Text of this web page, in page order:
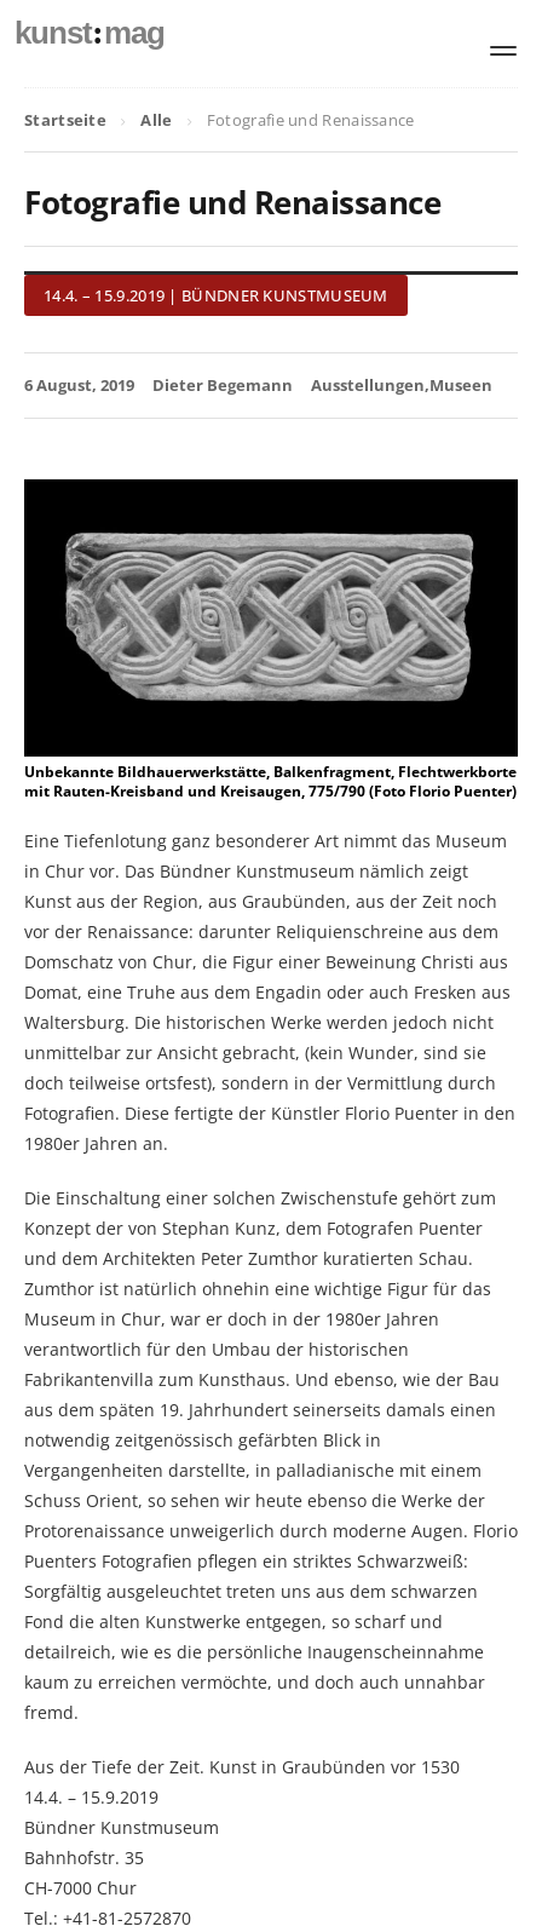
kunst:mag
Startseite Alle Fotografie und Renaissance
Fotografie und Renaissance
14.4. – 15.9.2019 | BÜNDNER KUNSTMUSEUM
6 August, 2019 Dieter Begemann Ausstellungen Museen
Unbekannte Bildhauerwerkstätte, Balkenfragment, Flechtwerkborte
mit Rauten-Kreisband und Kreisaugen, 775/790 (Foto Florio Puenter)
Eine Tiefenlotung ganz besonderer Art nimmt das Museum
in Chur vor. Das Bündner Kunstmuseum nämlich zeigt
Kunst aus der Region, aus Graubünden, aus der Zeit noch
vor der Renaissance: darunter Reliquienschreine aus dem
Domschatz von Chur, die Figur einer Beweinung Christi aus
Domat, eine Truhe aus dem Engadin oder auch Fresken aus
Waltersburg. Die historischen Werke werden jedoch nicht
unmittelbar zur Ansicht gebracht, (kein Wunder, sind sie
doch teilweise ortsfest), sondern in der Vermittlung durch
Fotografien. Diese fertigte der Künstler Florio Puenter in den
1980er Jahren an.
Die Einschaltung einer solchen Zwischenstufe gehört zum
Konzept der von Stephan Kunz, dem Fotografen Puenter
und dem Architekten Peter Zumthor kuratierten Schau.
Zumthor ist natürlich ohnehin eine wichtige Figur für das
Museum in Chur, war er doch in der 1980er Jahren
verantwortlich für den Umbau der historischen
Fabrikantenvilla zum Kunsthaus. Und ebenso, wie der Bau
aus dem späten 19. Jahrhundert seinerseits damals einen
notwendig zeitgenössisch gefärbten Blick in
Vergangenheiten darstellte, in palladianische mit einem
Schuss Orient, so sehen wir heute ebenso die Werke der
Protorenaissance unweigerlich durch moderne Augen. Florio
Puenters Fotografien pflegen ein striktes Schwarzweiß:
Sorgfältig ausgeleuchtet treten uns aus dem schwarzen
Fond die alten Kunstwerke entgegen, so scharf und
detailreich, wie es die persönliche Inaugenscheinnahme
kaum zu erreichen vermöchte, und doch auch unnahbar
fremd.
Aus der Tiefe der Zeit. Kunst in Graubünden vor 1530
14.4. – 15.9.2019
Bündner Kunstmuseum
Bahnhofstr. 35
CH-7000 Chur
Tel.: +41-81-2572870